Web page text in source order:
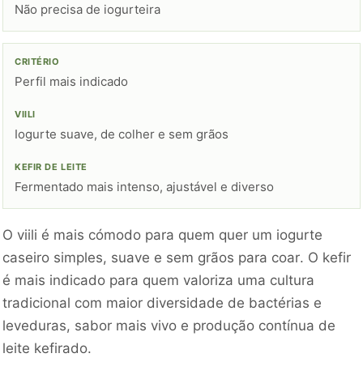
Não precisa de iogurteira
Perfil mais indicado
Iogurte suave, de colher e sem grãos
Fermentado mais intenso, ajustável e diverso
O viili é mais cómodo para quem quer um iogurte
caseiro simples, suave e sem grãos para coar. O kefir
é mais indicado para quem valoriza uma cultura
tradicional com maior diversidade de bactérias e
leveduras, sabor mais vivo e produção contínua de
leite kefirado.